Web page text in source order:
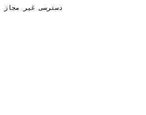
دسترسی غیر مجاز